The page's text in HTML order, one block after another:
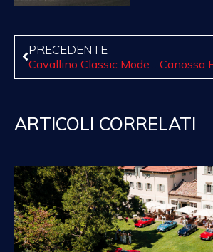
PRECEDENTE
Cavallino Classic Modena: il Video Ufficiale è online
ARTICOLI CORRELATI